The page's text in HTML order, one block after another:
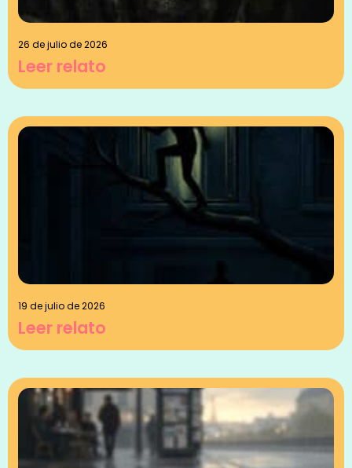
26 de julio de 2026
Leer relato
19 de julio de 2026
Leer relato